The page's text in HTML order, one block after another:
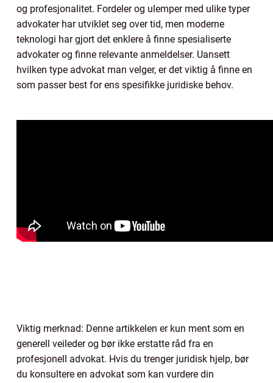
og profesjonalitet. Fordeler og ulemper med ulike typer
advokater har utviklet seg over tid, men moderne
teknologi har gjort det enklere å finne spesialiserte
advokater og finne relevante anmeldelser. Uansett
hvilken type advokat man velger, er det viktig å finne en
som passer best for ens spesifikke juridiske behov.
Viktig merknad: Denne artikkelen er kun ment som en
generell veileder og bør ikke erstatte råd fra en
profesjonell advokat. Hvis du trenger juridisk hjelp, bør
du konsultere en advokat som kan vurdere din